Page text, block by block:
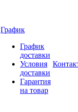
График
График
доставки
Условия
доставки
Гарантия
на товар